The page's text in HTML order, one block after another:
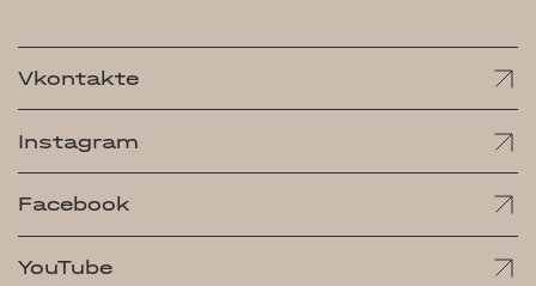
Vkontakte
Instagram
Facebook
YouTube